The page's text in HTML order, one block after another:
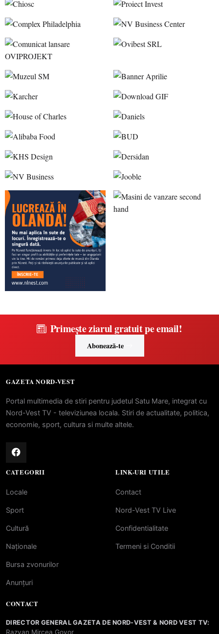
Primește ziarul gratuit pe email!
Abonează-te
GAZETA NORD-VEST
Portal multimedia de stiri pentru judetul Satu Mare, integrat cu
Nord-Vest TV - televiziunea locala. Stiri de actualitate, politica,
economie, sport, cultura si multe altele.
CATEGORII
Locale
Sport
Cultură
Naționale
Bursa zvonurilor
Anunțuri
LINK-URI UTILE
Contact
Nord-Vest TV Live
Confidentialitate
Termeni si Conditii
CONTACT
DIRECTOR GENERAL GAZETA DE NORD-VEST & NORD VEST TV:
Razvan Mircea Govor